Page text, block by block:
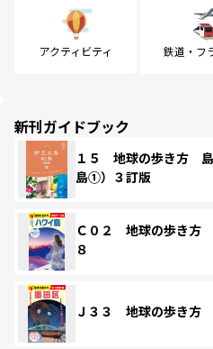
アクティビティ 鉄道・フ
新刊ガイドブック
１５ 地球の歩き方
島①）３訂版
Ｃ０２ 地球の歩き方
８
Ｊ３３ 地球の歩き方